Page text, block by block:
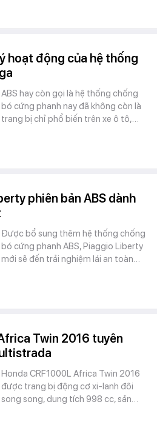
hoạt động của hệ thống
ABS hay còn gọi là hệ thống chống
bó cứng phanh nay đã không còn là
trang bị chỉ phổ biến trên xe ô tô,…
phiên bản ABS dành
Được bổ sung thêm hệ thống chống
bó cứng phanh ABS, Piaggio Liberty
mới sẽ đến trải nghiệm lái an toàn…
Twin 2016 tuyên
Honda CRF1000L Africa Twin 2016
được trang bị động cơ xi-lanh đôi
song song, dung tích 998 cc, sản…